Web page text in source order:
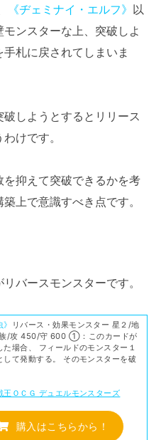
《ヂェミナイ・エルフ》 以
ンスターな上、突破しよ
札に戻されてしまいま
しようとするとリリース
けです。
抑えて突破できるかを考
上で意識すべき点です。
バースモンスターです。
リバース・効果モンスター 星２/地
族/攻 450/守 600 ①：このカードが
た場合、 フィールドのモンスター１
して発動する。 そのモンスターを破
王ＯＣＧ デュエルモンスターズ
購入はこちらから！